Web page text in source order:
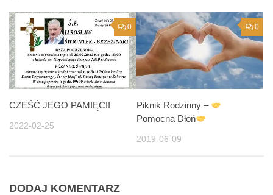
0
CZEŚĆ JEGO PAMIĘCI!
2022-02-25
0
Piknik Rodzinny –
Pomocna Dłoń
2019-06-09
DODAJ KOMENTARZ